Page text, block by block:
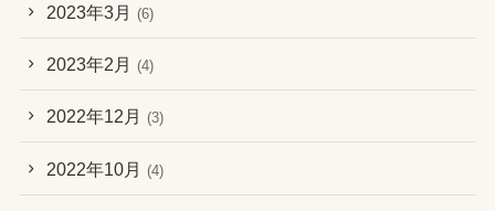
2023年3月 (6)
2023年2月 (4)
2022年12月 (3)
2022年10月 (4)